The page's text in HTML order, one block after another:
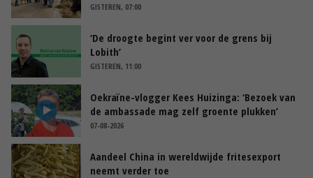
GISTEREN, 07:00
‘De droogte begint ver voor de grens bij
Lobith’
GISTEREN, 11:00
Oekraïne-vlogger Kees Huizinga: ‘Bezoek van
de ambassade mag zelf groente plukken’
07-08-2026
Aandeel China in wereldwijde fritesexport
neemt verder toe